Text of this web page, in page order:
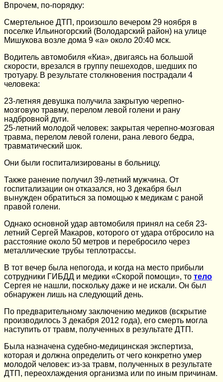
Впрочем, по-порядку:
Смертельное ДТП, произошло вечером 29 ноября в
поселке Ильиногорский (Володарский район) на улице
Мишукова возле дома 9 «а» около 20:40 мск.
Водитель автомобиля «Киа», двигаясь на большой
скорости, врезался в группу пешеходов, шедших по
тротуару. В результате столкновения пострадали 4
человека:
23-летняя девушка получила закрытую черепно-
мозговую травму, перелом левой голени и рану
надбровной дуги.
25-летний молодой человек: закрытая черепно-мозговая
травма, перелом левой голени, рана левого бедра,
травматический шок.
Они были госпитализированы в больницу.
Также ранение получил 39-летний мужчина. От
госпитализации он отказался, но 3 декабря был
вынужден обратиться за помощью к медикам с раной
правой голени.
Однако основной удар автомобиля принял на себя 23-
летний Сергей Макаров, которого от удара отбросило на
расстояние около 50 метров и перебросило через
металлические трубы теплотрассы.
В тот вечер была непогода, и когда на место прибыли
сотрудники ГИБДД и медики «Скорой помощи», то тело
Сергея не нашли, поскольку даже и не искали. Он был
обнаружен лишь на следующий день.
По предварительному заключению медиков (вскрытие
производилось 3 декабря 2012 года), его смерть могла
наступить от травм, полученных в результате ДТП.
Была назначена судебно-медицинская экспертиза,
которая и должна определить от чего конкретно умер
молодой человек: из-за травм, полученных в результате
ДТП, переохлаждения организма или по иным причинам.